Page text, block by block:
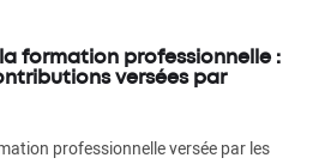
formation professionnelle :
versées par
professionnelle versée par les